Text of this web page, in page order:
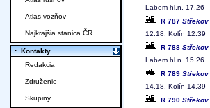
Labem hl.n. 17.26
R 787 Střekov
12.18, Kolín 12.39
R 788 Střekov
Labem hl.n. 15.26
R 789 Střekov
14.18, Kolín 14.39
R 790 Střekov
Atlas vozňov
Najkrajšia stanica ČR
:. Kontakty
Redakcia
Združenie
Skupiny